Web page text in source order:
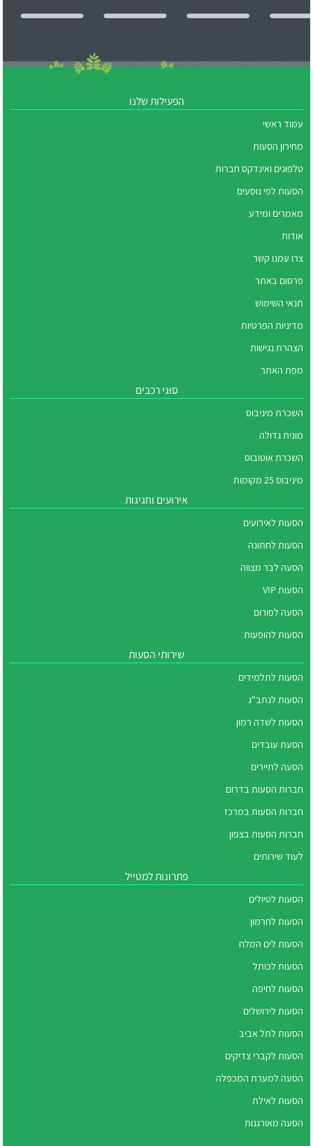
הפעילות שלנו
עמוד ראשי
מחירון הסעות
טלפונים ואינדקס חברות
הסעות לפי נוסעים
מאמרים ומידע
אודות
צרו עמנו קשר
פרסום באתר
תנאי השימוש
מדיניות הפרטיות
הצהרת נגישות
מפת האתר
סוגי רכבים
השכרת מיניבוס
מונית גדולה
השכרת אוטובוס
מיניבוס 25 מקומות
אירועים וחגיגות
הסעות לאירועים
הסעות לחתונה
הסעה לבר מצווה
הסעות VIP
הסעה לפורום
הסעות להופעות
שירותי הסעות
הסעות לתלמידים
הסעות לנתב"ג
הסעות לשדה רמון
הסעת עובדים
הסעה לתיירים
חברות הסעות בדרום
חברות הסעות במרכז
חברות הסעות בצפון
לעוד שירותים
פתרונות למטייל
הסעות לטיולים
הסעות לחרמון
הסעות לים המלח
הסעות לכותל
הסעות לחיפה
הסעות לירושלים
הסעות לתל אביב
הסעות לקברי צדיקים
הסעה למערת המכפלה
הסעות לאילת
הסעה מאורגנות